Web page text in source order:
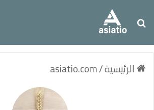
بحث عن
الرئيسية/
asiatio.com